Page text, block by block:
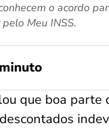
o acordo
Meu INSS.
que boa